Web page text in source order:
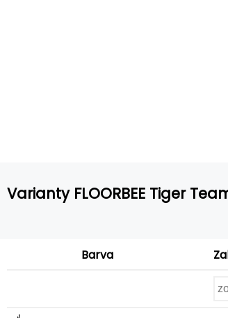
Varianty FLOORBEE Tiger
Barva